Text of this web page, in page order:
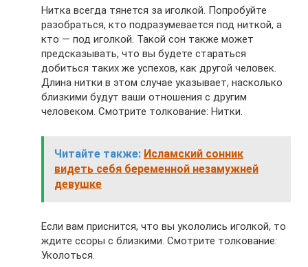
Нитка всегда тянется за иголкой. Попробуйте
разобраться, кто подразумевается под ниткой, а
кто — под иголкой. Такой сон также может
предсказывать, что вы будете стараться
добиться таких же успехов, как другой человек.
Длина нитки в этом случае указывает, насколько
близкими будут ваши отношения с другим
человеком. Смотрите толкование: Нитки.
Читайте также: Исламский сонник
видеть себя беременной незамужней
девушке
Если вам приснится, что вы укололись иголкой, то
ждите ссоры с близкими. Смотрите толкование:
Уколоться.